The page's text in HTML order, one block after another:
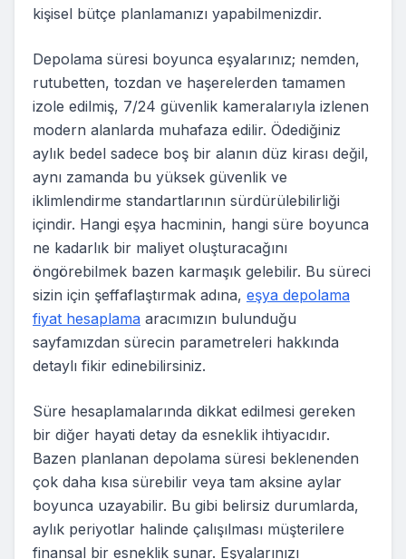
kişisel bütçe planlamanızı yapabilmenizdir.
Depolama süresi boyunca eşyalarınız; nemden,
rutubetten, tozdan ve haşerelerden tamamen
izole edilmiş, 7/24 güvenlik kameralarıyla izlenen
modern alanlarda muhafaza edilir. Ödediğiniz
aylık bedel sadece boş bir alanın düz kirası değil,
aynı zamanda bu yüksek güvenlik ve
iklimlendirme standartlarının sürdürülebilirliği
içindir. Hangi eşya hacminin, hangi süre boyunca
ne kadarlık bir maliyet oluşturacağını
öngörebilmek bazen karmaşık gelebilir. Bu süreci
sizin için şeffaflaştırmak adına, eşya depolama
fiyat hesaplama aracımızın bulunduğu
sayfamızdan sürecin parametreleri hakkında
detaylı fikir edinebilirsiniz.
Süre hesaplamalarında dikkat edilmesi gereken
bir diğer hayati detay da esneklik ihtiyacıdır.
Bazen planlanan depolama süresi beklenenden
çok daha kısa sürebilir veya tam aksine aylar
boyunca uzayabilir. Bu gibi belirsiz durumlarda,
aylık periyotlar halinde çalışılması müşterilere
finansal bir esneklik sunar. Eşyalarınızı